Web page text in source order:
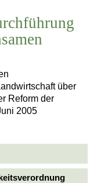
über
Reform der
2005